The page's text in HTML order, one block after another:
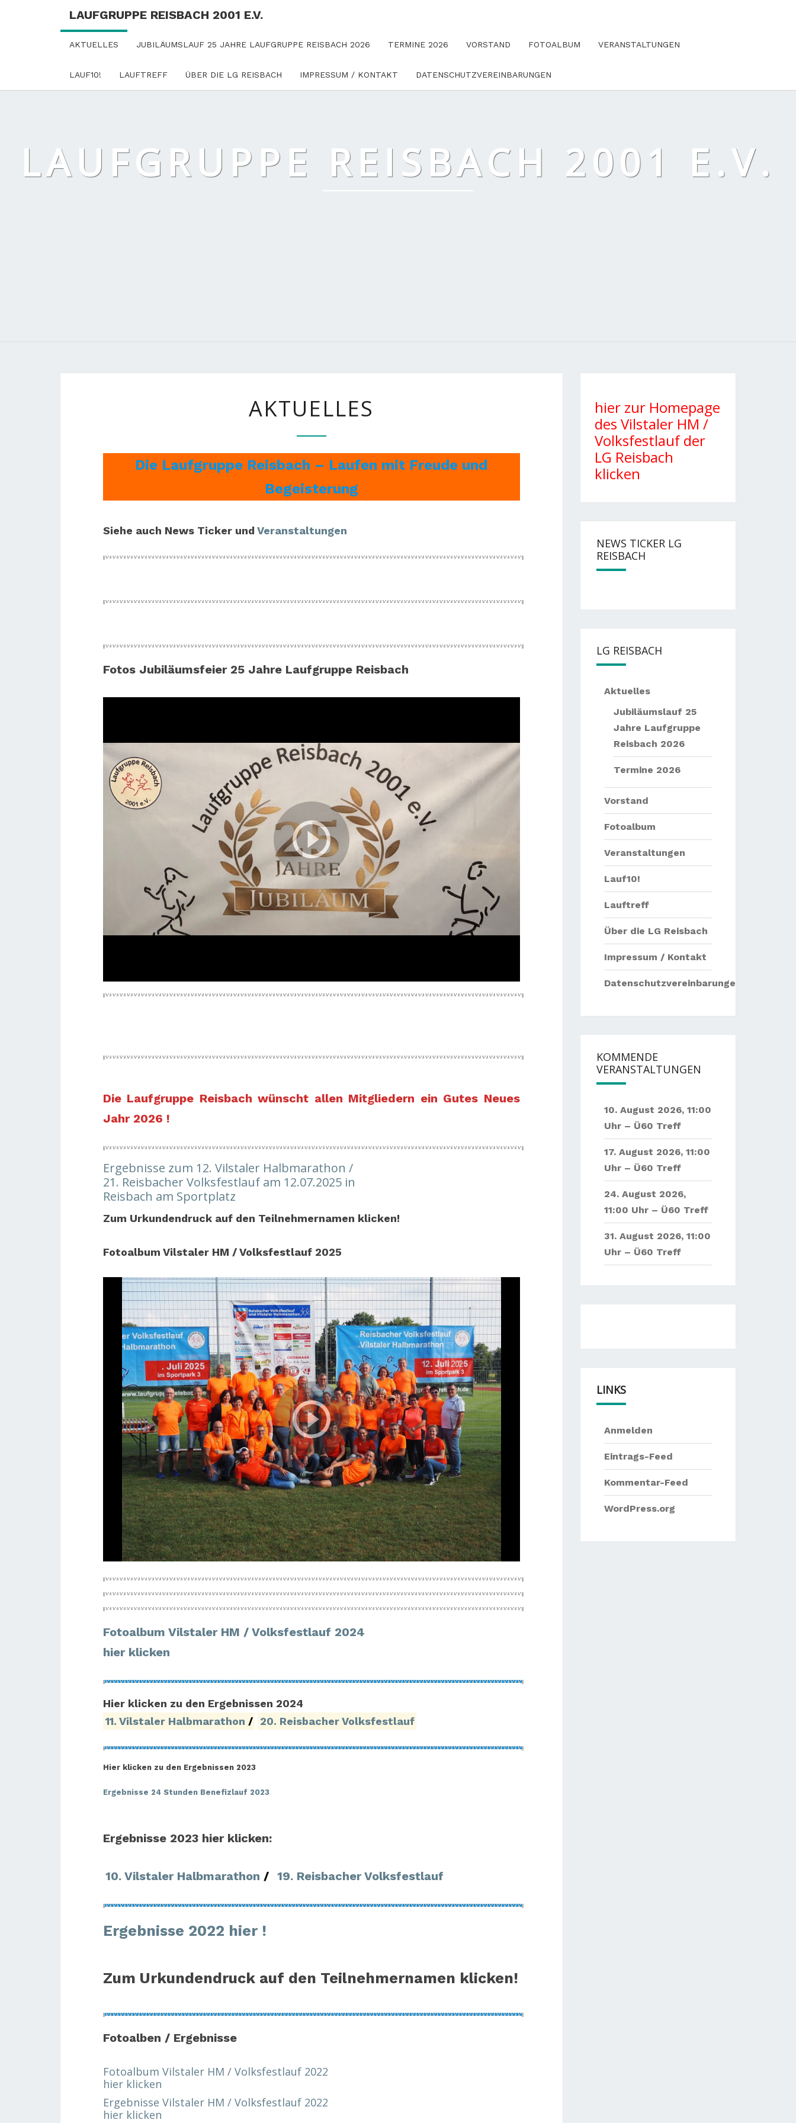
LAUFGRUPPE REISBACH 2001 E.V.
AKTUELLES JUBILÄUMSLAUF 25 JAHRE LAUFGRUPPE REISBACH 2026 TERMINE 2026 VORSTAND FOTOALBUM VERANSTALTUNGEN
LAUF10! LAUFTREFF ÜBER DIE LG REISBACH IMPRESSUM / KONTAKT DATENSCHUTZVEREINBARUNGEN
LAUFGRUPPE REISBACH 2001 E.V.
AKTUELLES
Die Laufgruppe Reisbach – Laufen mit Freude und
Begeisterung
Siehe auch News Ticker und Veranstaltungen
Fotos Jubiläumsfeier 25 Jahre Laufgruppe Reisbach
Die Laufgruppe Reisbach wünscht allen Mitgliedern ein Gutes Neues
Jahr 2026 !
Ergebnisse zum 12. Vilstaler Halbmarathon /
21. Reisbacher Volksfestlauf am 12.07.2025 in
Reisbach am Sportplatz
Zum Urkundendruck auf den Teilnehmernamen klicken!
Fotoalbum Vilstaler HM / Volksfestlauf 2025
Fotoalbum Vilstaler HM / Volksfestlauf 2024
hier klicken
Hier klicken zu den Ergebnissen 2024
11. Vilstaler Halbmarathon / 20. Reisbacher Volksfestlauf
Hier klicken zu den Ergebnissen 2023
Ergebnisse 24 Stunden Benefizlauf 2023
Ergebnisse 2023 hier klicken:
10. Vilstaler Halbmarathon / 19. Reisbacher Volksfestlauf
Ergebnisse 2022 hier !
Zum Urkundendruck auf den Teilnehmernamen klicken!
Fotoalben / Ergebnisse
Fotoalbum Vilstaler HM / Volksfestlauf 2022
hier klicken
Ergebnisse Vilstaler HM / Volksfestlauf 2022
hier klicken
hier zur Homepage
des Vilstaler HM /
Volksfestlauf der
LG Reisbach
klicken
NEWS TICKER LG
REISBACH
LG REISBACH
Aktuelles
Jubiläumslauf 25
Jahre Laufgruppe
Reisbach 2026
Termine 2026
Vorstand
Fotoalbum
Veranstaltungen
Lauf10!
Lauftreff
Über die LG Reisbach
Impressum / Kontakt
Datenschutzvereinbarungen
KOMMENDE
VERANSTALTUNGEN
10. August 2026, 11:00
Uhr – Ü60 Treff
17. August 2026, 11:00
Uhr – Ü60 Treff
24. August 2026,
11:00 Uhr – Ü60 Treff
31. August 2026, 11:00
Uhr – Ü60 Treff
LINKS
Anmelden
Eintrags-Feed
Kommentar-Feed
WordPress.org